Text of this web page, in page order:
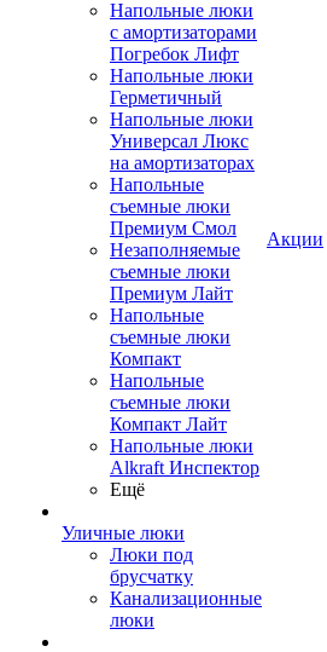
Напольные люки
с амортизаторами
Погребок Лифт
Напольные люки
Герметичный
Напольные люки
Универсал Люкс
на амортизаторах
Напольные
съемные люки
Премиум Смол
Незаполняемые
съемные люки
Премиум Лайт
Напольные
съемные люки
Компакт
Напольные
съемные люки
Компакт Лайт
Напольные люки
Alkraft Инспектор
Ещё
Уличные люки
Люки под
брусчатку
Канализационные
люки
Акции